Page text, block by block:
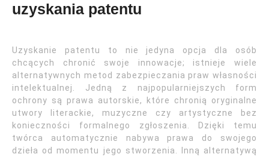
uzyskania patentu
Uzyskanie patentu to nie jedyna opcja dla osób
chcących chronić swoje innowacje; istnieje wiele
alternatywnych metod zabezpieczania praw własności
intelektualnej. Jedną z najpopularniejszych form
ochrony są prawa autorskie, które chronią oryginalne
utwory literackie, muzyczne czy artystyczne bez
konieczności formalnego zgłoszenia. Dzięki temu
twórca automatycznie nabywa prawa do swojego
dzieła od momentu jego stworzenia. Inną alternatywą